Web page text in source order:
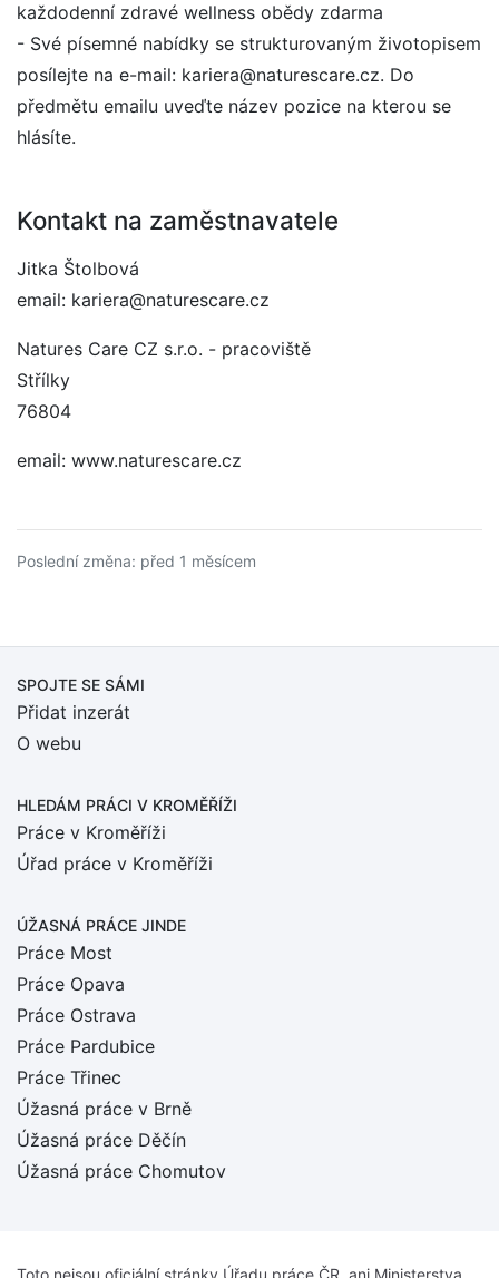
každodenní zdravé wellness obědy zdarma
- Své písemné nabídky se strukturovaným životopisem
posílejte na e-mail: kariera@naturescare.cz. Do
předmětu emailu uveďte název pozice na kterou se
hlásíte.
Kontakt na zaměstnavatele
Jitka Štolbová
email: kariera@naturescare.cz
Natures Care CZ s.r.o. - pracoviště
Střílky
76804
email: www.naturescare.cz
Poslední změna: před 1 měsícem
SPOJTE SE SÁMI
Přidat inzerát
O webu
HLEDÁM PRÁCI V KROMĚŘÍŽI
Práce v Kroměříži
Úřad práce v Kroměříži
ÚŽASNÁ PRÁCE JINDE
Práce Most
Práce Opava
Práce Ostrava
Práce Pardubice
Práce Třinec
Úžasná práce v Brně
Úžasná práce Děčín
Úžasná práce Chomutov
Toto nejsou oficiální stránky Úřadu práce ČR, ani Ministerstva